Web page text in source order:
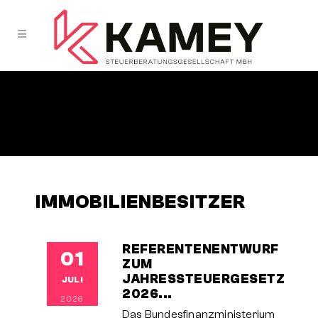
IMMOBILIENBESITZER
01
JULI
2026
REFERENTENENTWURF
ZUM
JAHRESSTEUERGESETZ
2026...
Das Bundesfinanzministerium